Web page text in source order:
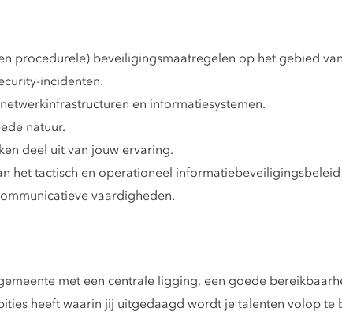
procedurele) beveiligingsmaatregelen op het gebied
incidenten.
en informatiesystemen.
natuur.
deel uit van jouw ervaring.
het tactisch en operationeel informatiebeveiligingsbeleid
vaardigheden.
met een centrale ligging, een goede
heeft waarin jij uitgedaagd wordt je talenten volop te